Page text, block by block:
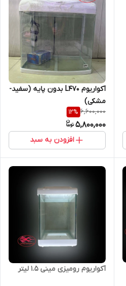
آکواریوم L470 بدون پایه (سفید-
مشکی)
6,600,000
12%
5,800,000
افزودن به سبد
آکواریوم رومیزی مینی 1.5 لیتر